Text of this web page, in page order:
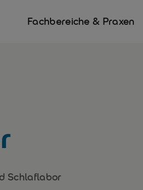
Fachbereiche & Praxen
Schlaflabor